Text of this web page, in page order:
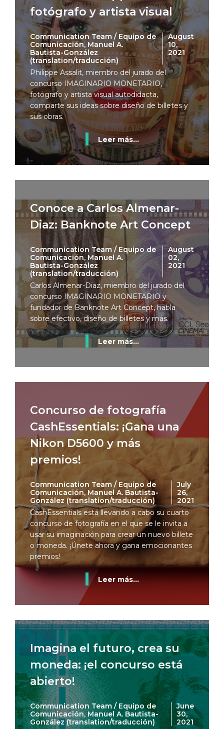
fotógrafo y artista visual
Communication Team / Equipo de
Comunicación, Manuel A.
Bautista-González
(translation/traducción)
August
10,
2021
Philippe Assalit, miembro del jurado del
concurso IMAGINARIO MONETARIO,
fotógrafo y artista visual autodidacta,
comparte sus ideas sobre diseño de billetes y
sus obras.
Leer más...
Conoce a Carlos Almenar-
Diaz: Banknote Art Concept
Communication Team / Equipo de
Comunicación, Manuel A.
Bautista-González
(translation/traducción)
August
02,
2021
Carlos Almenar-Diaz, miembro del jurado del
concurso IMAGINARIO MONETARIO y
fundador de Banknote Art Concept, habla
sobre efectivo, diseño de billetes y más.
Leer más...
Concurso de fotografía
CashEssentials: ¡Gana una
Nikon D5600 y más
premios!
Communication Team / Equipo de
Comunicación, Manuel A. Bautista-
González (translation/traducción)
July
26,
2021
CashEssentials está llevando a cabo su cuarto
concurso de fotografía en el que se le invita a
usar su imaginación para crear un nuevo billete
o moneda. ¡Únete ahora y gana emocionantes
premios!
Leer más...
Imagina el futuro, crea su
moneda: ¡el concurso está
abierto!
Communication Team / Equipo de
Comunicación, Manuel A. Bautista-
González (translation/traducción)
June
30,
2021